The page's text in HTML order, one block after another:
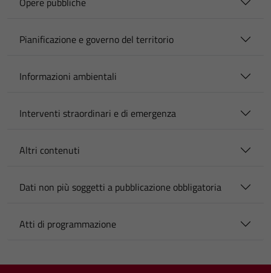
Pianificazione e governo del territorio
Informazioni ambientali
Interventi straordinari e di emergenza
Altri contenuti
Dati non più soggetti a pubblicazione obbligatoria
Atti di programmazione